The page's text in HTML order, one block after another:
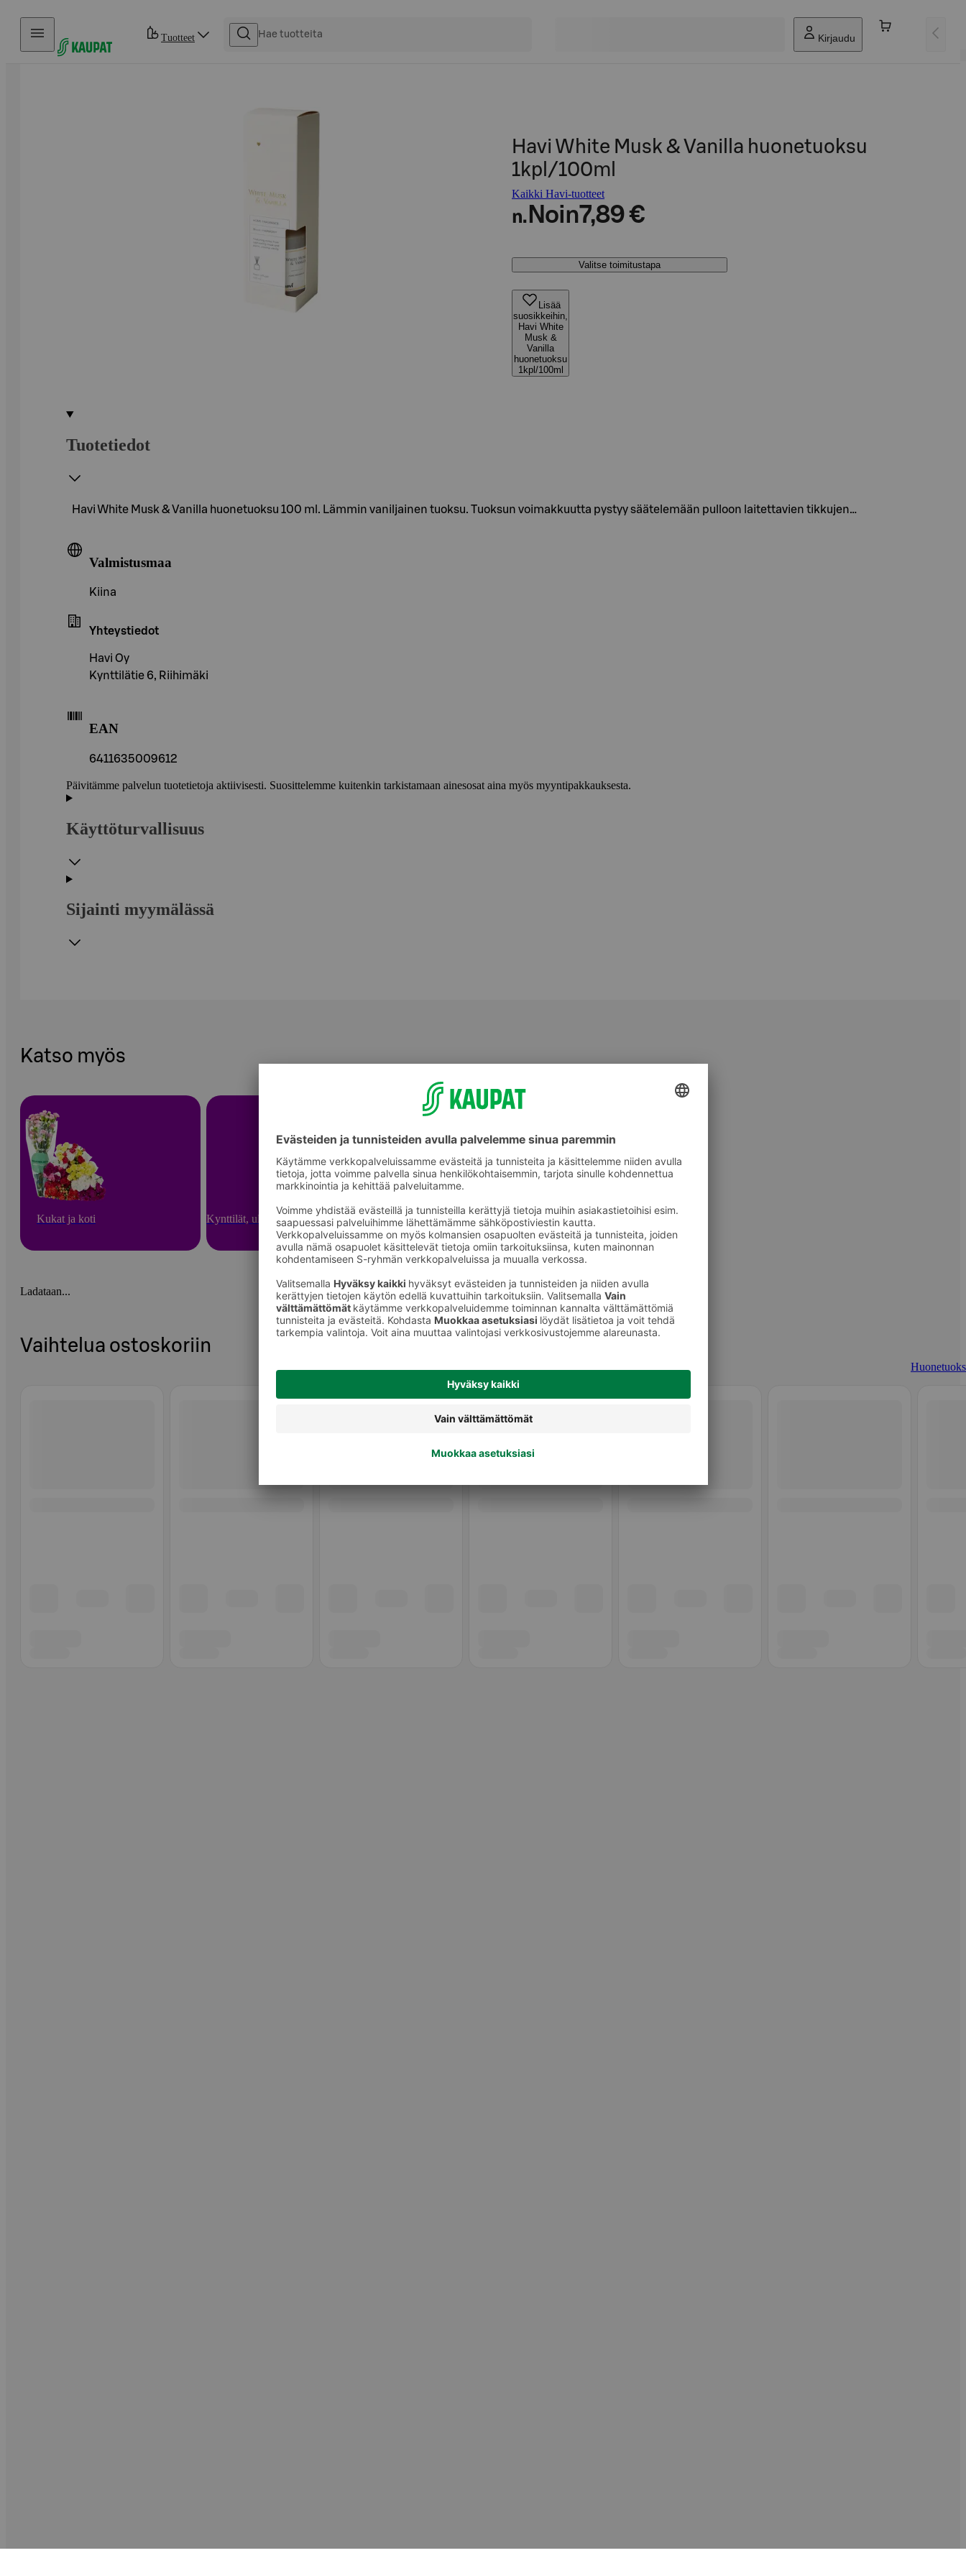
Hyppää sisältöön
Tuotteet Kirjaudu
Havi White Musk & Vanilla huonetuoksu
1kpl/100ml
Kaikki Havi-tuotteet
n. Noin7,89 €
Valitse toimitustapa
Lisää
suosikkeihin,
Havi White
Musk &
Vanilla
huonetuoksu
1kpl/100ml
Tuotetiedot
Havi White Musk & Vanilla huonetuoksu 100 ml. Lämmin vaniljainen tuoksu. Tuoksun voimakkuutta pystyy säätelemään pulloon laitettavien tikkujen…
Valmistusmaa
Kiina
Yhteystiedot
Havi Oy
Kynttilätie 6, Riihimäki
EAN
6411635009612
Päivitämme palvelun tuotetietoja aktiivisesti. Suosittelemme kuitenkin tarkistamaan ainesosat aina myös myyntipakkauksesta.
Käyttöturvallisuus
Sijainti myymälässä
Katso myös
Kukat ja koti Kynttilät, ulkotulet ja huonetuoksut Huonetuoksut
Ladataan...
Vaihtelua ostoskoriin